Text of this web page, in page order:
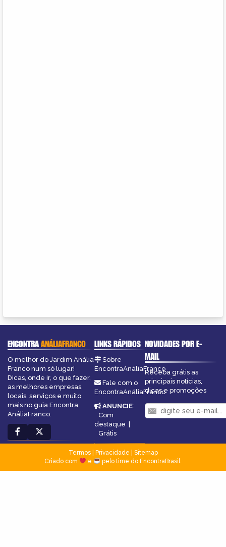
ENCONTRAANÁLIAFRANCO
O melhor do Jardim Anália
Franco num só lugar!
Dicas, onde ir, o que fazer,
as melhores empresas,
locais, serviços e muito
mais no guia Encontra
AnáliaFranco.
LINKS RÁPIDOS
Sobre
EncontraAnáliaFranco
Fale com o
EncontraAnáliaFranco
ANUNCIE:
Com
destaque |
Grátis
NOVIDADES POR E-
MAIL
Receba grátis as
principais notícias,
dicas e promoções
Termos| Privacidade
Sitemap
Criado com
e pelo time do EncontraBrasil